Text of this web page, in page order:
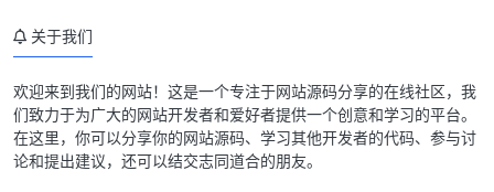
关于我们
欢迎来到我们的网站！这是一个专注于网站源码分享的在线社区，我
们致力于为广大的网站开发者和爱好者提供一个创意和学习的平台。
在这里，你可以分享你的网站源码、学习其他开发者的代码、参与讨
论和提出建议，还可以结交志同道合的朋友。